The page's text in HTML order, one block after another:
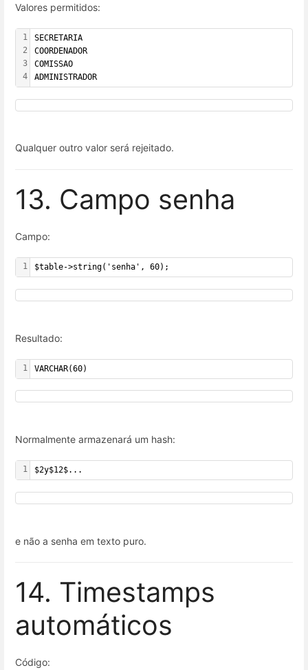
Valores permitidos:
1
2
3
4
SECRETARIA
COORDENADOR
COMISSAO
ADMINISTRADOR
Qualquer outro valor será rejeitado.
13. Campo senha
Campo:
1 $table->string('senha', 60);
Resultado:
1 VARCHAR(60)
Normalmente armazenará um hash:
1 $2y$12$...
e não a senha em texto puro.
14. Timestamps
automáticos
Código: